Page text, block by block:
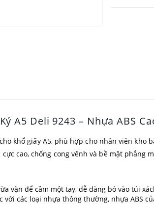
A5 Deli 9243 – Nhựa ABS
khổ giấy A5, phù hợp cho nhân viên kho
cao, chống cong vênh và bề mặt phẳng
vặn để cầm một tay, dễ dàng bỏ vào túi
với các loại nhựa thông thường, nhựa ABS